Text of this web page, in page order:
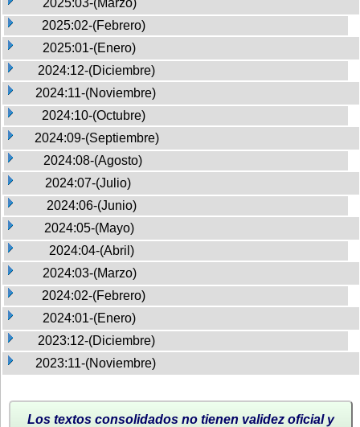
2025:02-(Febrero)
2025:01-(Enero)
2024:12-(Diciembre)
2024:11-(Noviembre)
2024:10-(Octubre)
2024:09-(Septiembre)
2024:08-(Agosto)
2024:07-(Julio)
2024:06-(Junio)
2024:05-(Mayo)
2024:04-(Abril)
2024:03-(Marzo)
2024:02-(Febrero)
2024:01-(Enero)
2023:12-(Diciembre)
2023:11-(Noviembre)
Los textos consolidados no tienen validez oficial y